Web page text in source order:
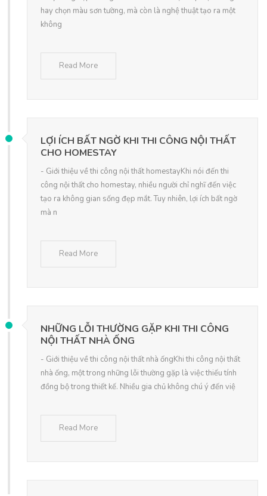
hay chọn màu sơn tường, mà còn là nghệ thuật tạo ra một
không
Read More
LỢI ÍCH BẤT NGỜ KHI THI CÔNG NỘI THẤT
CHO HOMESTAY
- Giới thiệu về thi công nội thất homestayKhi nói đến thi
công nội thất cho homestay, nhiều người chỉ nghĩ đến việc
tạo ra không gian sống đẹp mắt. Tuy nhiên, lợi ích bất ngờ
mà n
Read More
NHỮNG LỖI THƯỜNG GẶP KHI THI CÔNG
NỘI THẤT NHÀ ỐNG
- Giới thiệu về thi công nội thất nhà ốngKhi thi công nội thất
nhà ống, một trong những lỗi thường gặp là việc thiếu tính
đồng bộ trong thiết kế. Nhiều gia chủ không chú ý đến việ
Read More